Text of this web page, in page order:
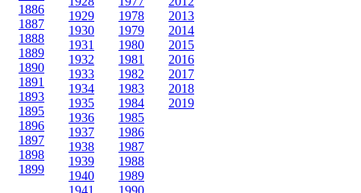
1886
1887
1888
1889
1890
1891
1893
1895
1896
1897
1898
1899
1929
1930
1931
1932
1933
1934
1935
1936
1937
1938
1939
1940
1941
1978
1979
1980
1981
1982
1983
1984
1985
1986
1987
1988
1989
1990
2013
2014
2015
2016
2017
2018
2019